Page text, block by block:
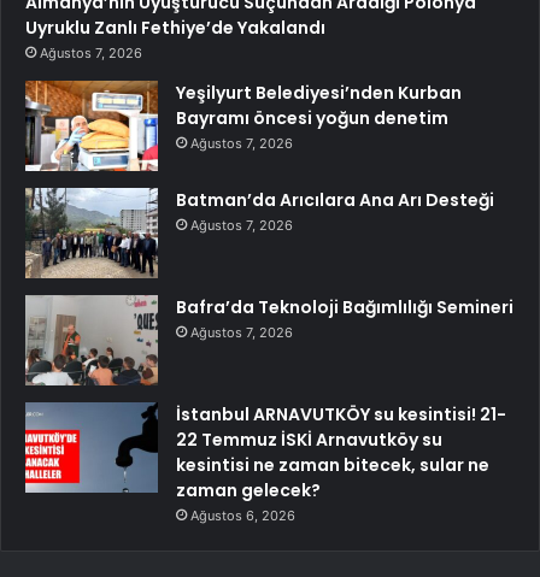
Uyruklu Zanlı Fethiye’de Yakalandı
Ağustos 7, 2026
Yeşilyurt Belediyesi’nden Kurban
Bayramı öncesi yoğun denetim
Ağustos 7, 2026
Batman’da Arıcılara Ana Arı Desteği
Ağustos 7, 2026
Bafra’da Teknoloji Bağımlılığı Semineri
Ağustos 7, 2026
İstanbul ARNAVUTKÖY su kesintisi! 21-
22 Temmuz İSKİ Arnavutköy su
kesintisi ne zaman bitecek, sular ne
zaman gelecek?
Ağustos 6, 2026